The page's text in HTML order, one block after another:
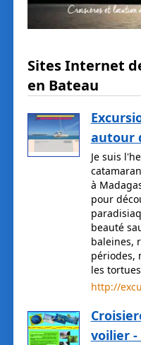
Sites Internet
en Bateau
autour
Je suis
à
pour
beauté
baleines,
périodes,
les
http://
voilier -